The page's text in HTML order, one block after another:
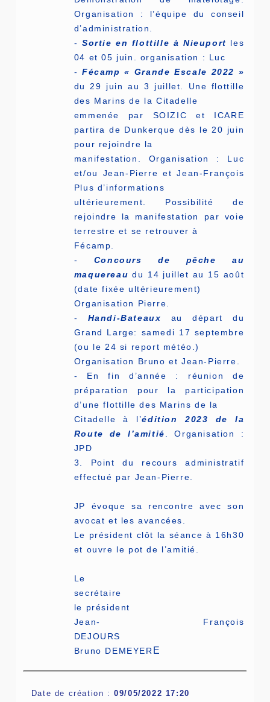
Organisation : l’équipe du conseil
d’administration.
- Sortie en flottille à Nieuport les
04 et 05 juin. organisation : Luc
-Fécamp « Grande Escale 2022 »
du 29 juin au 3 juillet. Une flottille
des Marins de la Citadelle
emmenée par SOIZIC et ICARE
partira de Dunkerque dès le 20 juin
pour rejoindre la
manifestation. Organisation : Luc
et/ou Jean-Pierre et Jean-François
Plus d’informations
ultérieurement. Possibilité de
rejoindre la manifestation par voie
terrestre et se retrouver à
Fécamp.
- Concours de pêche au
maquereau du 14 juillet au 15 août
(date fixée ultérieurement)
Organisation Pierre.
- Handi-Bateaux au départ du
Grand Large: samedi 17 septembre
(ou le 24 si report météo.)
Organisation Bruno et Jean-Pierre.
- En fin d’année : réunion de
préparation pour la participation
d’une flottille des Marins de la
Citadelle à l’édition 2023 de la
Route de l’amitié
. Organisation :
JPD
3. Point du recours administratif
effectué par Jean-Pierre.
JP évoque sa rencontre avec son
avocat et les avancées.
Le président clôt la séance à 16h30
et ouvre le pot de l’amitié.
Le
le président
Jean- François
Bruno DEMEYER E
Date de création :09/05/2022 17:20